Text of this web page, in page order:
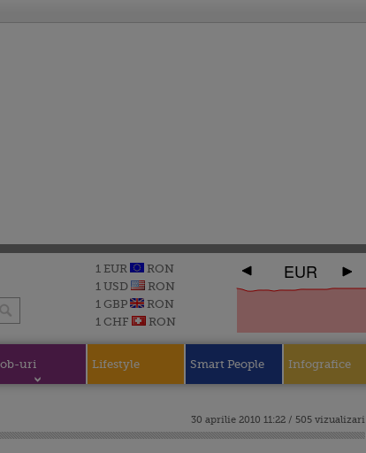
1 EUR
RON
1 USD
RON
1 GBP
RON
1 CHF
RON
EUR
uri Lifestyle Smart People Infografice
30 aprilie 2010 11:22 / 505 vizualizari